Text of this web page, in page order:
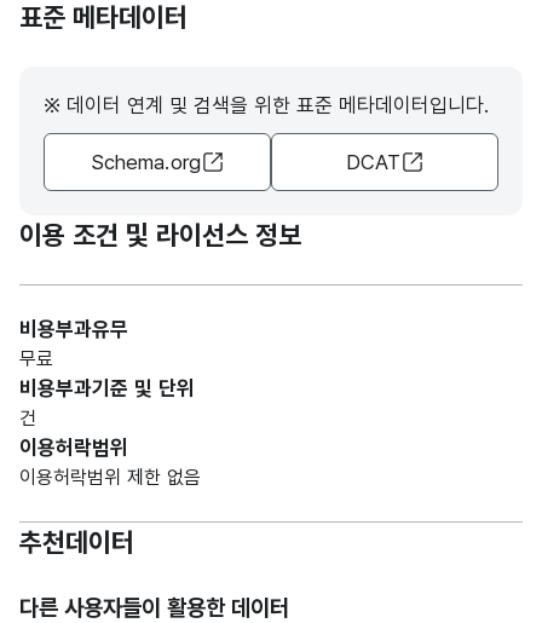
표준 메타데이터
※ 데이터 연계 및 검색을 위한 표준 메타데이터입니다.
Schema.org DCAT
이용 조건 및 라이선스 정보
비용부과유무
무료
비용부과기준 및 단위
건
이용허락범위
이용허락범위 제한 없음
추천데이터
다른 사용자들이 활용한 데이터